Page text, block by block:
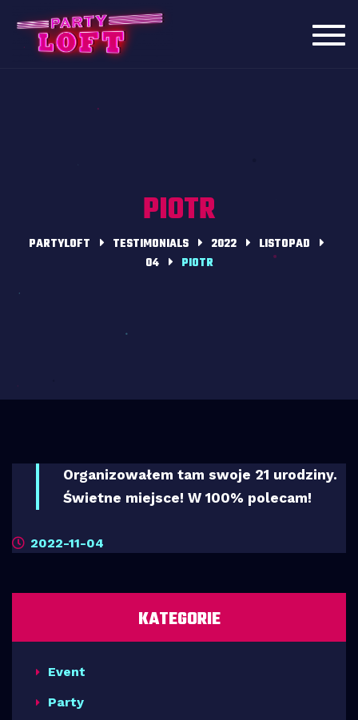
PIOTR
PARTYLOFT TESTIMONIALS 2022
LISTOPAD
04
PIOTR
Organizowałem tam swoje 21 urodziny.
Świetne miejsce! W 100% polecam!
2022-11-04
KATEGORIE
Event
Party